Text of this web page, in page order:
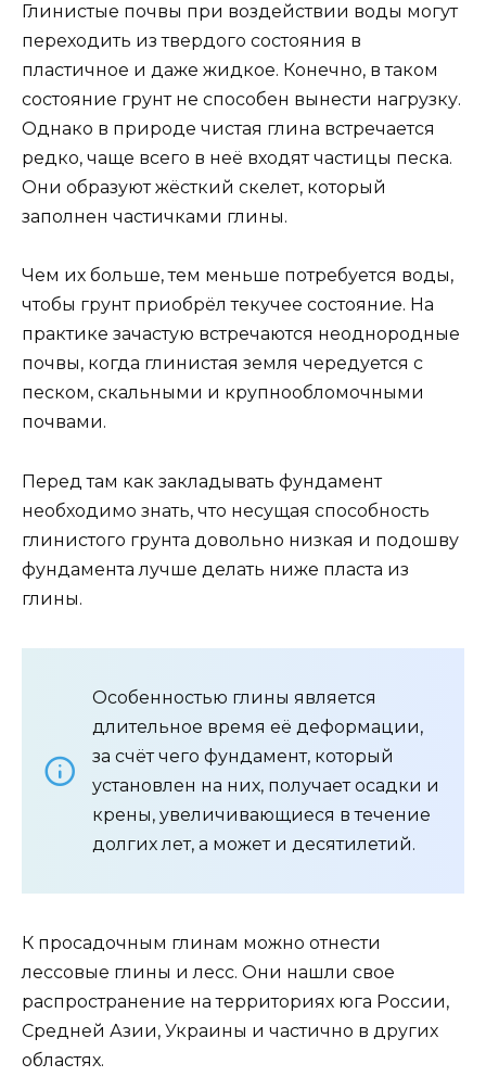
Глинистые почвы при воздействии воды могут
переходить из твердого состояния в
пластичное и даже жидкое. Конечно, в таком
состояние грунт не способен вынести нагрузку.
Однако в природе чистая глина встречается
редко, чаще всего в неё входят частицы песка.
Они образуют жёсткий скелет, который
заполнен частичками глины.
Чем их больше, тем меньше потребуется воды,
чтобы грунт приобрёл текучее состояние. На
практике зачастую встречаются неоднородные
почвы, когда глинистая земля чередуется с
песком, скальными и крупнообломочными
почвами.
Перед там как закладывать фундамент
необходимо знать, что несущая способность
глинистого грунта довольно низкая и подошву
фундамента лучше делать ниже пласта из
глины.
Особенностью глины является
длительное время её деформации,
за счёт чего фундамент, который
установлен на них, получает осадки и
крены, увеличивающиеся в течение
долгих лет, а может и десятилетий.
К просадочным глинам можно отнести
лессовые глины и лесс. Они нашли свое
распространение на территориях юга России,
Средней Азии, Украины и частично в других
областях.